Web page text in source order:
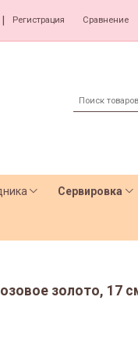
Регистрация Сравнение
Сервировка
золото, 17